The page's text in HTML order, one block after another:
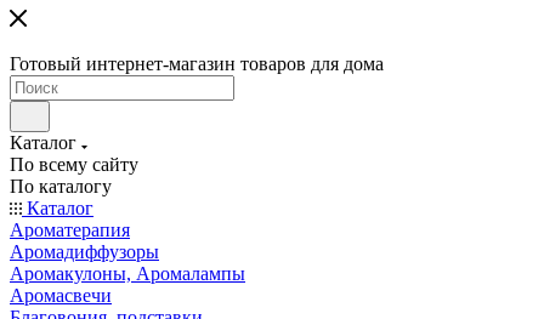
Готовый интернет-магазин товаров для дома
Каталог
По всему сайту
По каталогу
Каталог
Ароматерапия
Аромадиффузоры
Аромакулоны, Аромалампы
Аромасвечи